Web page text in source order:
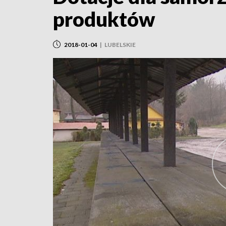
produktów
2018-01-04 | LUBELSKIE